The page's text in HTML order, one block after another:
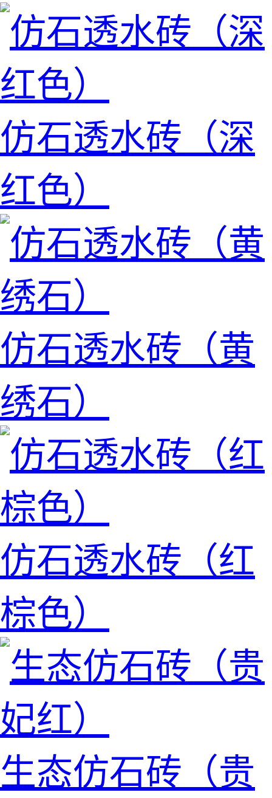
仿石透水砖（深
红色）
仿石透水砖（黄
绣石）
仿石透水砖（红
棕色）
生态仿石砖（贵